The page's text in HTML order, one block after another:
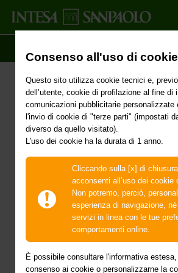
Consenso all'uso di cookie
Questo sito utilizza cookie tecnici e,
dell’utente, cookie di profilazione al fine di
comunicazioni pubblicitarie personalizzate
l'invio di cookie di "terze parti" (impostati
diverso da quello visitato).
L'uso dei cookie ha la durata di 1 anno.
Cliccando sulla [x] di
acconsenti all’uso dei cookie
Non potremo, perciò,
esperienza di navigazione,
servizi in linea con le tue
comportamenti online.
È possibile consultare l'informativa estesa,
consenso ai cookie o personalizzarne la
Intesa Sanpaolo
premio MF
Awards
in 4
XME Pay per i
dindie
Pay® XME
ForFunding i